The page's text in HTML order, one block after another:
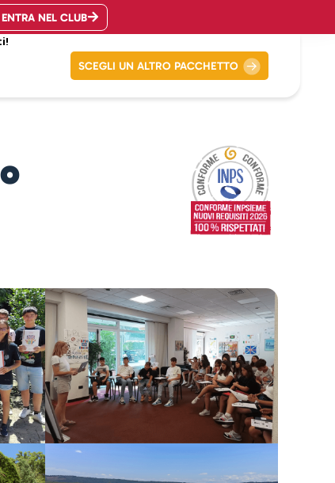
ENTRA NEL CLUB
SCEGLI UN ALTRO PACCHETTO